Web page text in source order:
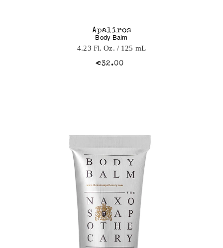
Apaliros
Body Balm
4.23 Fl. Oz. / 125 mL
€32.00